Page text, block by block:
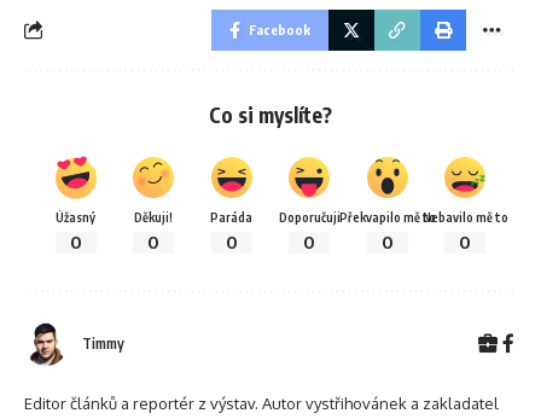
Facebook
Co si myslíte?
Úžasný
0
Děkuji!
0
Paráda
0
Doporučuji
0
Překvapilo mě to
0
Nebavilo mě to
0
Timmy
Editor článků a reportér z výstav. Autor vystřihovánek a zakladatel